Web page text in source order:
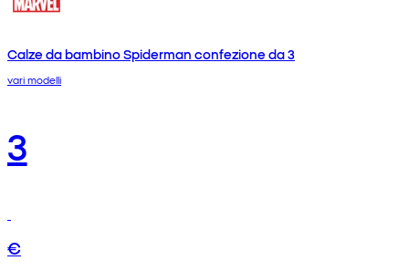
Calze da bambino Spiderman confezione da 3
vari modelli
3
€